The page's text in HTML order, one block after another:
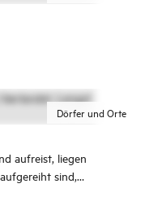
Dörfer und Orte
aufreist, liegen
sind,